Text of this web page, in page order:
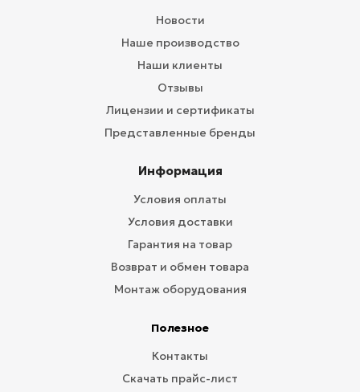
Новости
Наше производство
Наши клиенты
Отзывы
Лицензии и сертификаты
Представленные бренды
Информация
Условия оплаты
Условия доставки
Гарантия на товар
Возврат и обмен товара
Монтаж оборудования
Полезное
Контакты
Скачать прайс-лист